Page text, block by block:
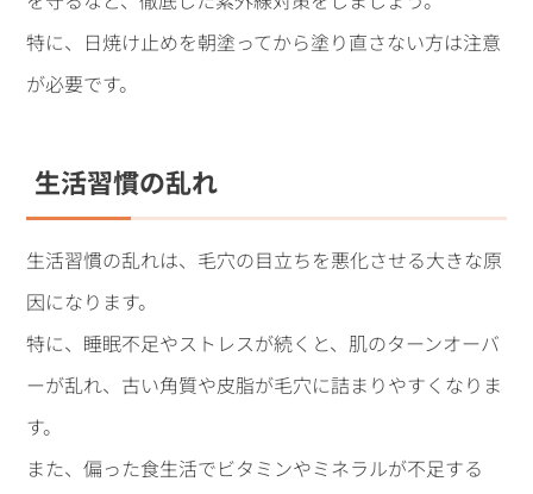
特に、日焼け止めを朝塗ってから塗り直さない方は注意
が必要です。
生活習慣の乱れ
生活習慣の乱れは、毛穴の目立ちを悪化させる大きな原
因になります。
特に、睡眠不足やストレスが続くと、肌のターンオーバ
ーが乱れ、古い角質や皮脂が毛穴に詰まりやすくなりま
す。
また、偏った食生活でビタミンやミネラルが不足する